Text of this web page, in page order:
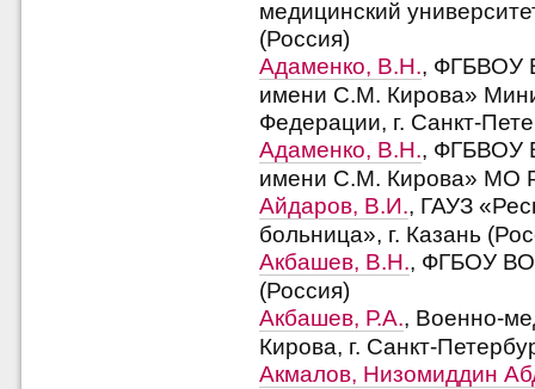
медицинский
(Россия)
Адаменко, В.Н., ФГБВОУ
имени С.М. Кирова»
Федерации, г. Санкт-
Адаменко, В.Н., ФГБВОУ
имени С.М. Кирова» МО
Айдаров, В.И., ГАУЗ
больница», г. Казань
Акбашев, В.Н., ФГБОУ ВО
(Россия)
Акбашев, Р.А., Военно-
Кирова, г. Санкт-
Акмалов, Низомиддин